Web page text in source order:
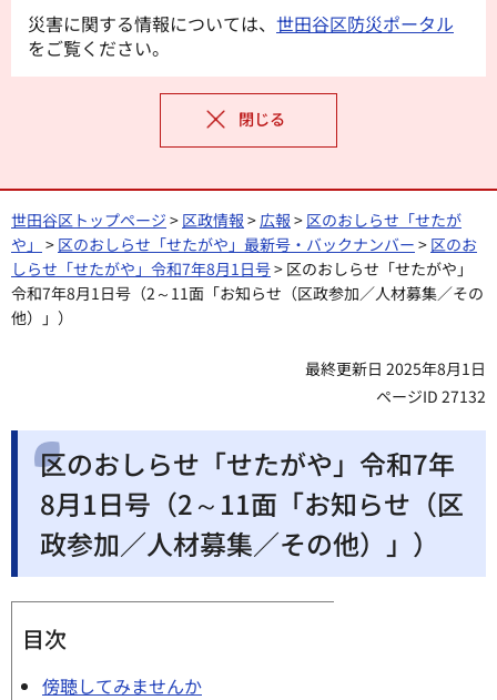
災害に関する情報については、 世田谷区防災ポータル
をご覧ください。
閉じる
世田谷区トップページ > 区政情報 >広報 > 区のおしらせ「せたが
や」 > 区のおしらせ「せたがや」最新号・バックナンバー > 区のお
しらせ「せたがや」令和7年8月1日号> 区のおしらせ「せたがや」
令和7年8月1日号（2～11面「お知らせ（区政参加／人材募集／その
他）」）
最終更新日 2025年8月1日
ページID 27132
区のおしらせ「せたがや」令和7年
8月1日号（2～11面「お知らせ（区
政参加／人材募集／その他）」）
目次
傍聴してみませんか